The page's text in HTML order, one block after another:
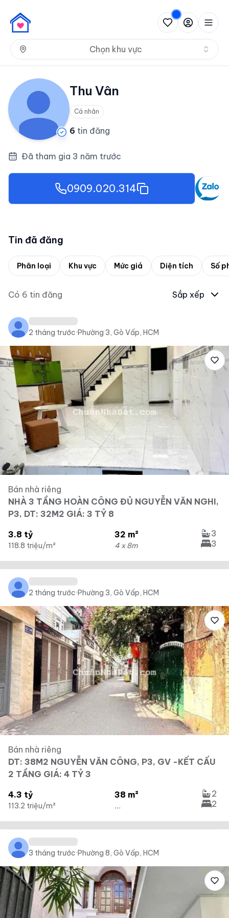
Chọn khu vực
Thu Vân
Cá nhân
6 tin đăng
Đã tham gia 3 năm trước
0909.020.314
Tin đã đăng
Phân loại Khu vực Mức giá Diện tích Số
Có 6 tin đăng Sắp xếp
2 tháng trước·Phường 3, Gò Vấp, HCM
Bán nhà riêng
NHÀ 3 TẦNG HOÀN CÔNG ĐỦ NGUYỄN VĂN NGHI,
P3, DT: 32M2 GIÁ: 3 TỶ 8
3.8 tỷ
118.8 triệu/m²
32 m²
4 x 8m
3
3
2 tháng trước·Phường 3, Gò Vấp, HCM
Bán nhà riêng
DT: 38M2 NGUYỄN VĂN CÔNG, P3, GV -KẾT CẤU
2 TẦNG GIÁ: 4 TỶ 3
4.3 tỷ
113.2 triệu/m²
38 m²
...
2
2
3 tháng trước·Phường 8, Gò Vấp, HCM